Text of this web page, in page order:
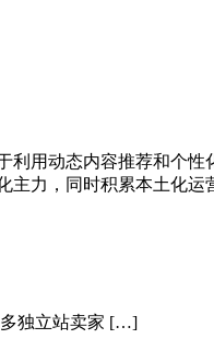
用动态内容推荐和个
力，同时积累本土化
多独立站卖家 […]